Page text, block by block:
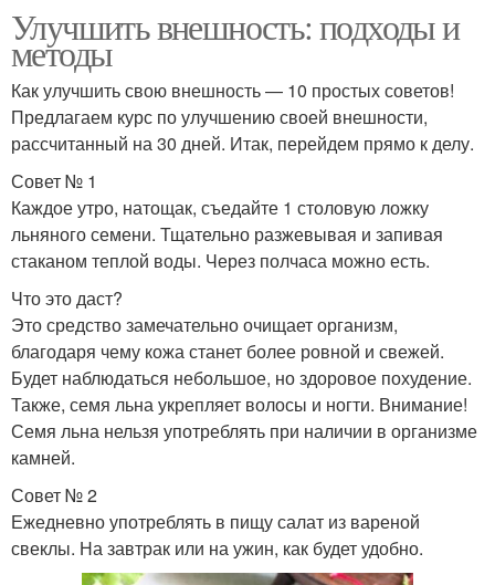
Улучшить внешность: подходы и
методы
Как улучшить свою внешность — 10 простых советов!
Предлагаем курс по улучшению своей внешности,
рассчитанный на 30 дней. Итак, перейдем прямо к делу.
Совет № 1
Каждое утро, натощак, съедайте 1 столовую ложку
льняного семени. Тщательно разжевывая и запивая
стаканом теплой воды. Через полчаса можно есть.
Что это даст?
Это средство замечательно очищает организм,
благодаря чему кожа станет более ровной и свежей.
Будет наблюдаться небольшое, но здоровое похудение.
Также, семя льна укрепляет волосы и ногти. Внимание!
Семя льна нельзя употреблять при наличии в организме
камней.
Совет № 2
Ежедневно употреблять в пищу салат из вареной
свеклы. На завтрак или на ужин, как будет удобно.